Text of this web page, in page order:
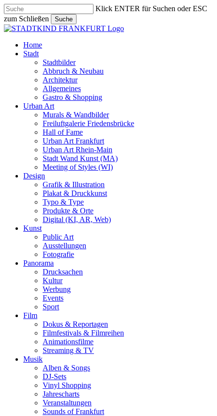
Skip
to
main
content
Klick ENTER für Suchen oder ESC
zum Schließen
Suche
Close
search
Menu
Home
Stadt
Stadtbilder
Abbruch & Neubau
Architektur
Allgemeines
Gastro & Shopping
Urban Art
Murals & Wandbilder
Freiluftgalerie Friedensbrücke
Hall of Fame
Urban Art Frankfurt
Urban Art Rhein-Main
Stadt Wand Kunst (MA)
Meeting of Styles (WI)
Design
Grafik & Illustration
Plakat & Druckkunst
Typo & Type
Produkte & Orte
Digital (KI, AR, Web)
Kunst
Public Art
Ausstellungen
Fotografie
Panorama
Drucksachen
Kultur
Werbung
Events
Sport
Film
Dokus & Reportagen
Filmfestivals & Filmreihen
Animationsfilme
Streaming & TV
Musik
Alben & Songs
DJ-Sets
Vinyl Shopping
Jahrescharts
Veranstaltungen
Sounds of Frankfurt